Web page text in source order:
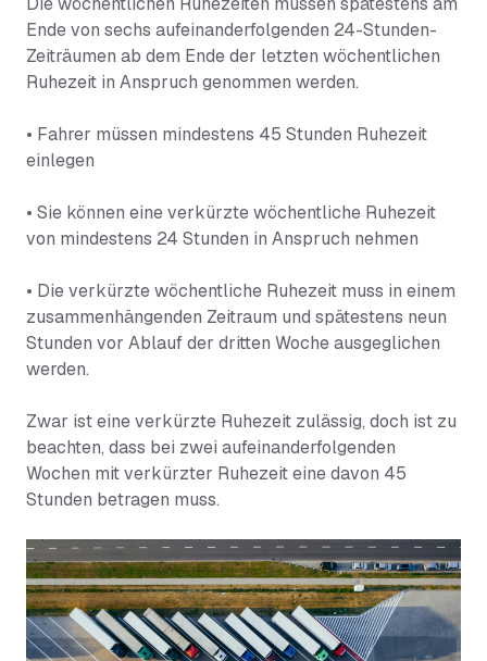
Ende von sechs aufeinanderfolgenden 24-Stunden-
Zeiträumen ab dem Ende der letzten wöchentlichen
Ruhezeit in Anspruch genommen werden.
• Fahrer müssen mindestens 45 Stunden Ruhezeit
einlegen
• Sie können eine verkürzte wöchentliche Ruhezeit
von mindestens 24 Stunden in Anspruch nehmen
• Die verkürzte wöchentliche Ruhezeit muss in einem
zusammenhängenden Zeitraum und spätestens neun
Stunden vor Ablauf der dritten Woche ausgeglichen
werden.
Zwar ist eine verkürzte Ruhezeit zulässig, doch ist zu
beachten, dass bei zwei aufeinanderfolgenden
Wochen mit verkürzter Ruhezeit eine davon 45
Stunden betragen muss.